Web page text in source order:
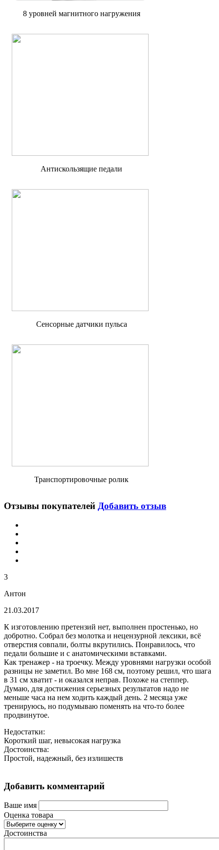
8 уровней магнитного нагружения
Антискользящие педали
Сенсорные датчики пульса
Транcпортировочные ролик
Отзывы покупателей Добавить отзыв
3
Антон
21.03.2017
К изготовлению претензий нет, выполнен простенько, но
добротно. Собрал без молотка и нецензурной лексики, всё
отверстия совпали, болты вкрутились. Понравилось, что
педали большие и с анатомическими вставками.
Как тренажер - на троечку. Между уровнями нагрузки особой
разницы не заметил. Во мне 168 см, поэтому решил, что шага
в 31 см хватит - и оказался неправ. Похоже на степпер.
Думаю, для достижения серьезных результатов надо не
меньше часа на нем ходить каждый день. 2 месяца уже
тренируюсь, но подумываю поменять на что-то более
продвинутое.
Недостатки:
Короткий шаг, невысокая нагрузка
Достоинства:
Простой, надежный, без излишеств
Добавить комментарий
Ваше имя
Оценка товара
Достоинства